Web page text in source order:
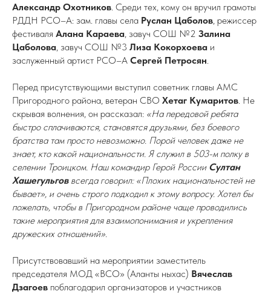
Александр Охотников. Среди тех, кому он вручил грамоты
РДДН РСО–А: зам. главы села Руслан Цаболов, режиссер
фестиваля Алана Караева, завуч СОШ №2 Залина
Цаболова, завуч СОШ №3 Лиза Кокорхоева и
заслуженный артист РСО–А Сергей Петросян.
Перед присутствующими выступил советник главы АМС
Пригородного района, ветеран СВО Хетаг Кумаритов. Не
скрывая волнения, он рассказал: «На передовой ребята
быстро сплачиваются, становятся друзьями, без боевого
братства там просто невозможно. Порой человек даже не
знает, кто какой национальности. Я служил в 503-м полку в
селении Троицком. Наш командир Герой России Султан
Хашегульговвсегда говорил: «Плохих национальностей не
бывает», и очень строго подходил к этому вопросу. Хотел бы
пожелать, чтобы в Пригородном районе чаще проводились
такие мероприятия для взаимопонимания и укрепления
дружеских отношений».
Присутствовавший на мероприятии заместитель
председателя МОД «ВСО» (Аланты ныхас) Вячеслав
Дзагоев поблагодарил организаторов и участников